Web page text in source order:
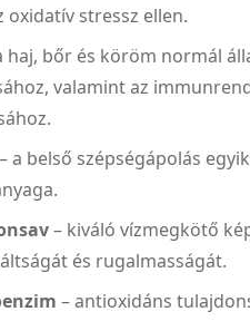
oxidatív stressz ellen.
haj, bőr és köröm normál
valamint az
– a belső szépségápolás
– kiváló vízmegkötő
és rugalmasságát.
– antioxidáns